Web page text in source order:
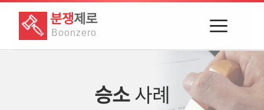
분쟁제로
Boonzero
승소사례